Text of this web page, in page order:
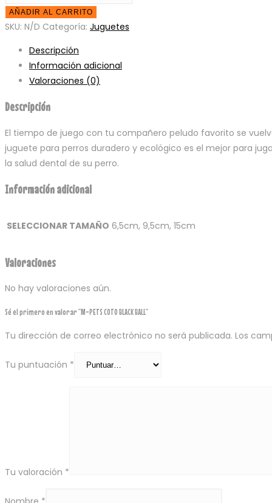
COTO
BLACK
cantidad
AÑADIR AL CARRITO
SKU: N/D Categoría: Juguetes
Descripción
Información adicional
Valoraciones (0)
Descripción
El tiempo de juego con tu compañero peludo favorito se
juguete para perros duradero y ecológico es el mejor para
la salud dental de su perro.
Información adicional
SELECCIONAR TAMAÑO 6,5cm, 9,5cm, 15cm
Valoraciones
No hay valoraciones aún.
Sé el primero en valorar “M-PETS COTO BLACK BALL”
Tu dirección de correo electrónico no será publicada. Los
Tu puntuación *
Tu valoración *